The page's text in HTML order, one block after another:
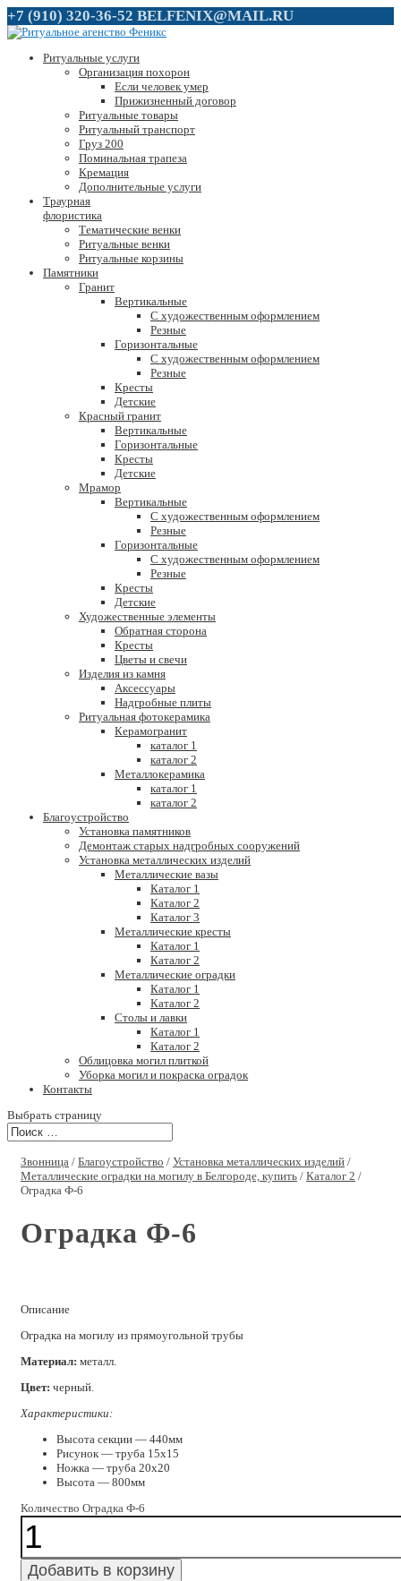
+7 (910) 320-36-52 BELFENIX@MAIL.RU
Ритуальные услуги
Организация похорон
Если человек умер
Прижизненный договор
Ритуальные товары
Ритуальный транспорт
Груз 200
Поминальная трапеза
Кремация
Дополнительные услуги
Траурная
флористика
Тематические венки
Ритуальные венки
Ритуальные корзины
Памятники
Гранит
Вертикальные
С художественным оформлением
Резные
Горизонтальные
С художественным оформлением
Резные
Кресты
Детские
Красный гранит
Вертикальные
Горизонтальные
Кресты
Детские
Мрамор
Вертикальные
С художественным оформлением
Резные
Горизонтальные
С художественным оформлением
Резные
Кресты
Детские
Художественные элементы
Обратная сторона
Кресты
Цветы и свечи
Изделия из камня
Аксессуары
Надгробные плиты
Ритуальная фотокерамика
Керамогранит
каталог 1
каталог 2
Металлокерамика
каталог 1
каталог 2
Благоустройство
Установка памятников
Демонтаж старых надгробных сооружений
Установка металлических изделий
Металлические вазы
Каталог 1
Каталог 2
Каталог 3
Металлические кресты
Каталог 1
Каталог 2
Металлические оградки
Каталог 1
Каталог 2
Столы и лавки
Каталог 1
Каталог 2
Облицовка могил плиткой
Уборка могил и покраска оградок
Контакты
Выбрать страницу
Звонница / Благоустройство / Установка металлических изделий /
Металлические оградки на могилу в Белгороде, купить / Каталог 2 /
Оградка Ф-6
Оградка Ф-6
Описание
Оградка на могилу из прямоугольной трубы
Материал: металл.
Цвет: черный.
Характеристики:
Высота секции — 440мм
Рисунок — труба 15х15
Ножка — труба 20х20
Высота — 800мм
Количество Оградка Ф-6
Добавить в корзину